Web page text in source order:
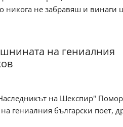
не забравяш и винаги
на гениалния
на Шекспир"
гениалния български поет,